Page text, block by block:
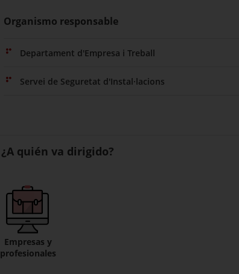
Organismo responsable
Departament d'Empresa i Treball
Servei de Seguretat d'Instal·lacions
¿A quién va dirigido?
Empresas y
profesionales